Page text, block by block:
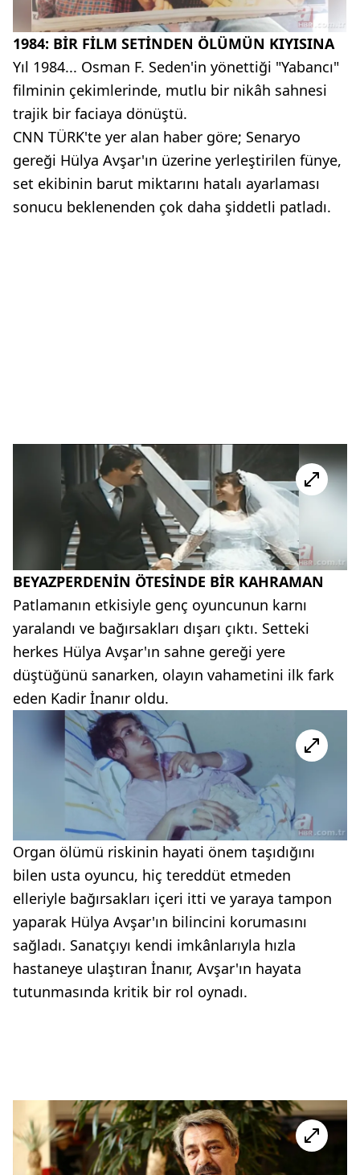
1984: BİR FİLM SETİNDEN ÖLÜMÜN KIYISINA
Yıl 1984... Osman F. Seden'in yönettiği "Yabancı"
filminin çekimlerinde, mutlu bir nikâh sahnesi
trajik bir faciaya dönüştü.
CNN TÜRK'te yer alan haber göre; Senaryo
gereği Hülya Avşar'ın üzerine yerleştirilen fünye,
set ekibinin barut miktarını hatalı ayarlaması
sonucu beklenenden çok daha şiddetli patladı.
BEYAZPERDENİN ÖTESİNDE BİR KAHRAMAN
Patlamanın etkisiyle genç oyuncunun karnı
yaralandı ve bağırsakları dışarı çıktı. Setteki
herkes Hülya Avşar'ın sahne gereği yere
düştüğünü sanarken, olayın vahametini ilk fark
eden Kadir İnanır oldu.
Organ ölümü riskinin hayati önem taşıdığını
bilen usta oyuncu, hiç tereddüt etmeden
elleriyle bağırsakları içeri itti ve yaraya tampon
yaparak Hülya Avşar'ın bilincini korumasını
sağladı. Sanatçıyı kendi imkânlarıyla hızla
hastaneye ulaştıran İnanır, Avşar'ın hayata
tutunmasında kritik bir rol oynadı.